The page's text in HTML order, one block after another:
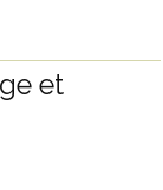
et